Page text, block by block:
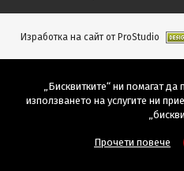
Изработка на сайт от ProStudio
„Бисквитките“ ни помагат да
използването на услугите ни
Прочети повече